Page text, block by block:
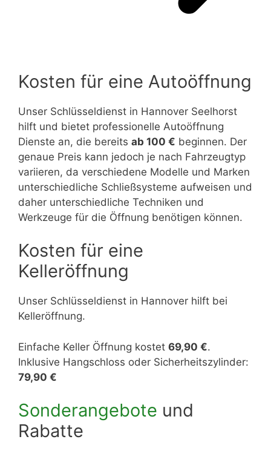
Kosten für eine Autoöffnung
Unser Schlüsseldienst in Hannover Seelhorst
hilft und bietet professionelle Autoöffnung
Dienste an, die bereits ab 100 € beginnen. Der
genaue Preis kann jedoch je nach Fahrzeugtyp
variieren, da verschiedene Modelle und Marken
unterschiedliche Schließsysteme aufweisen und
daher unterschiedliche Techniken und
Werkzeuge für die Öffnung benötigen können.
Kosten für eine
Kelleröffnung
Unser Schlüsseldienst in Hannover hilft bei
Kelleröffnung.
Einfache Keller Öffnung kostet 69,90 €.
Inklusive Hangschloss oder Sicherheitszylinder:
79,90 €
Sonderangebote und
Rabatte